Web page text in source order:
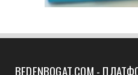
BEDENBOGAT.COM -